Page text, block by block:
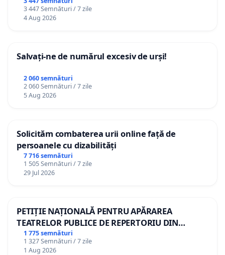
3 447 Semnături / 7 zile
4 Aug 2026
Salvați-ne de numărul excesiv de urși!
2 060 semnături
2 060 Semnături / 7 zile
5 Aug 2026
Solicităm combaterea urii online față de
persoanele cu dizabilități
7 716 semnături
1 505 Semnături / 7 zile
29 Jul 2026
PETIȚIE NAȚIONALĂ PENTRU APĂRAREA
TEATRELOR PUBLICE DE REPERTORIU DIN
ROMÂNIA
1 775 semnături
1 327 Semnături / 7 zile
1 Aug 2026